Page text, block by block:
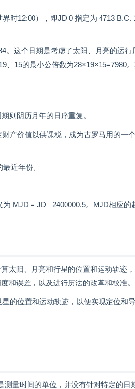
时12:00），即JD 0 指定为 4713 B.C.
。这个日期是考虑了太阳、月亮的运行
、15的最小公倍数为28×19×15=7980
则阴历月年的日序重复。
产价值以供课税，成为古罗马用的一
近年份。
MJD = JD– 2400000.5。MJD相应的
太阳、月亮和行星的位置和运动轨迹
和误差，以及进行历法的改革和校准。
的位置和运动轨迹，以便实现定位和
量时间的单位，并没有针对特定的日